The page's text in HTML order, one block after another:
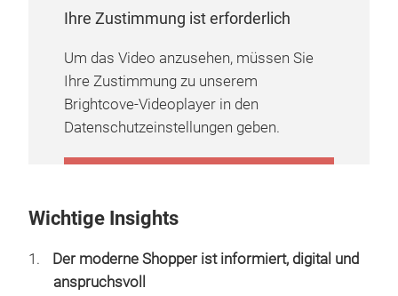
Ihre Zustimmung ist erforderlich
Um das Video anzusehen, müssen Sie
Ihre Zustimmung zu unserem
Brightcove-Videoplayer in den
Datenschutzeinstellungen geben.
Wichtige Insights
Der moderne Shopper ist informiert, digital und
anspruchsvoll